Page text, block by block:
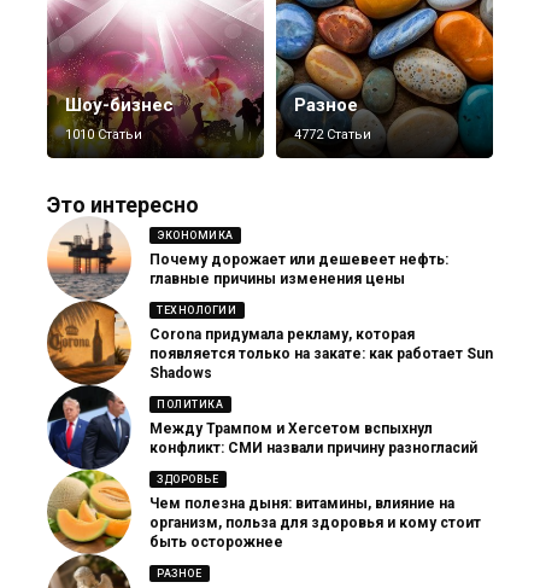
Шоу-бизнес
1010 Статьи
Разное
4772 Статьи
Это интересно
ЭКОНОМИКА
Почему дорожает или дешевеет нефть:
главные причины изменения цены
ТЕХНОЛОГИИ
Corona придумала рекламу, которая
появляется только на закате: как работает Sun
Shadows
ПОЛИТИКА
Между Трампом и Хегсетом вспыхнул
конфликт: СМИ назвали причину разногласий
ЗДОРОВЬЕ
Чем полезна дыня: витамины, влияние на
организм, польза для здоровья и кому стоит
быть осторожнее
РАЗНОЕ